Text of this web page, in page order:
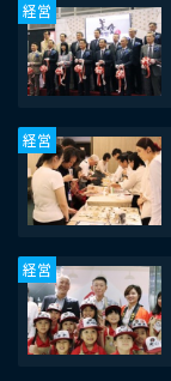
経営
経営
経営